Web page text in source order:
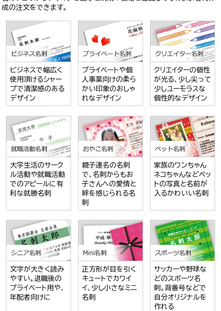
成の注文をできます。
ビジネスで幅広く
使用頂けるシャー
プで清潔感のある
デザイン
プライベートや個
人事業向けの柔ら
かい印象のおしゃ
れなデザイン
クリエイターの個性
が光る、少し尖って
少しユーモラスな
個性的なデザイン
大学生活のサーク
ル活動や就職活動
でのアピールに有
利な就勝名刺
親子連名の名刺
で、名刺からもお
子さんへの愛情と
絆を感じられる名
刺
家族のワンちゃん
ネコちゃんなどペッ
トの写真と名前が
入るかわいい名刺
文字が大きく読み
やすい。退職後の
プライベート用や、
年配者向けに
正方形が目を引く
キュートでカワイ
イ、少し小さなミニ
名刺
サッカーや野球な
どのスポーツ名
刺。背番号などで
自分オリジナルを
作れる